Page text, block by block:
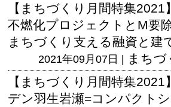
【まちづくり月間特集2021
不燃化プロジェクトとM要
まちづくり支える融資と建
2021年09月07日 | まちづ
【まちづくり月間特集
デン羽生岩瀬=コンパクト